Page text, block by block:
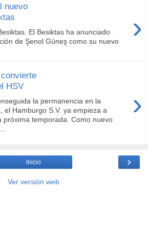
nuevo
›
El Besiktas ha anunciado
de Şenol Güneş como su nuevo
HSV
›
la permanencia en la
el Hamburgo S.V. ya empieza a
próxima temporada. Como nuevo
›
Inicio
Ver versión web